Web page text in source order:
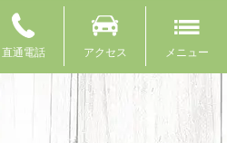
直通電話 アクセス メニュー